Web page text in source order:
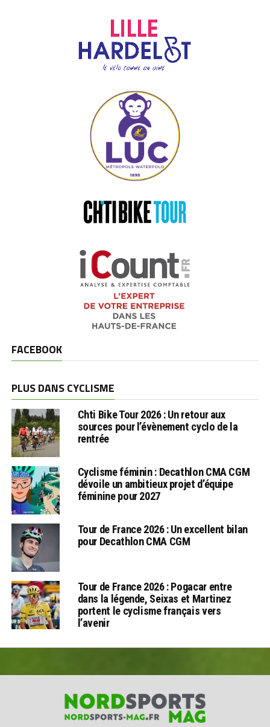
FACEBOOK
PLUS DANS CYCLISME
Chti Bike Tour 2026 : Un retour aux
sources pour l’évènement cyclo de la
rentrée
Cyclisme féminin : Decathlon CMA CGM
dévoile un ambitieux projet d’équipe
féminine pour 2027
Tour de France 2026 : Un excellent bilan
pour Decathlon CMA CGM
Tour de France 2026 : Pogacar entre
dans la légende, Seixas et Martinez
portent le cyclisme français vers
l’avenir